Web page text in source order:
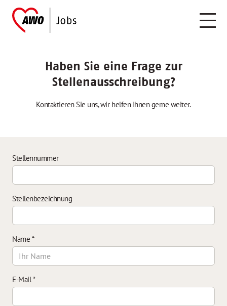
Haben Sie eine Frage zur
Stellenausschreibung?
Kontaktieren Sie uns, wir helfen Ihnen gerne weiter.
Stellennummer
Stellenbezeichnung
Name *
E-Mail*